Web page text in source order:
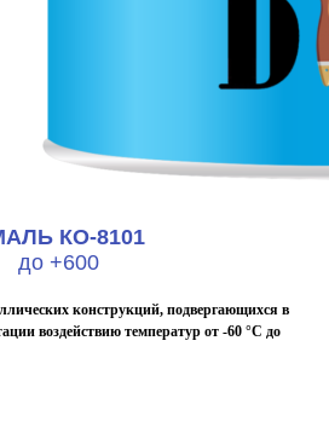
КО-8101
до +600
конструкций, подвергающихся в
воздействию температур от -60 °С до